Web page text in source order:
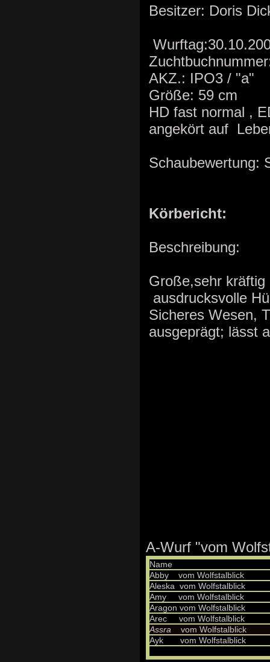
Besitzer: Doris
AKZ.: IPO3 / "a"
Größe: 59 cm
HD fast normal ,
angekört auf
Schaubewertung:
Körbericht:
Beschreibung:
Große,sehr
ausdrucksvolle
Sicheres Wesen,
ausgeprägt; lässt
A-Wurf "vom
Abby vom Wolfstalblick
Aleska vom Wolfstalblick
Amy vom Wolfstalblick
Aragon vom Wolfstalblick
Arec vom Wolfstalblick
Assra
vom Wolfstalblick
Ayk vom Wolfstalblick